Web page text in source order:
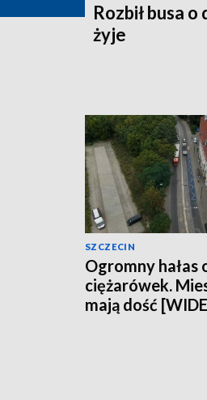
Rozbił busa
żyje
SZCZECIN
Ogromny hałas
ciężarówek.
mają dość